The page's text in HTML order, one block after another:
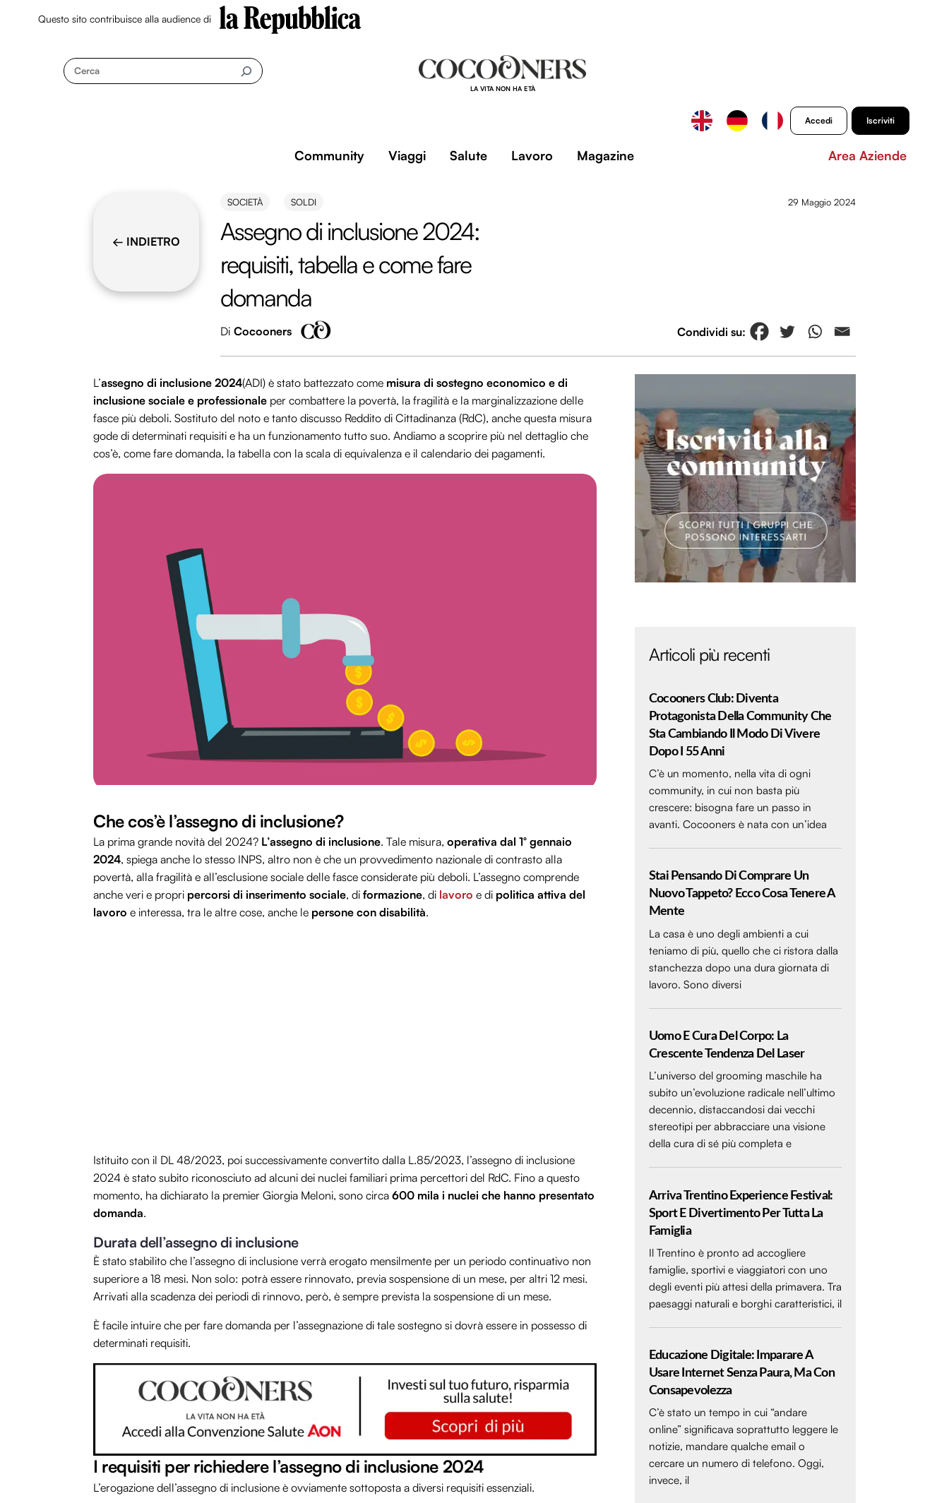
Questo sito contribuisce alla audience di
Cerca
LA VITA NON HA ETÀ
Accedi Iscriviti
Community Viaggi Salute Lavoro Magazine Area Aziende
← INDIETRO
SOCIETÀ SOLDI 29 Maggio 2024
Assegno di inclusione 2024:
requisiti, tabella e come fare
domanda
Di Cocooners
L’assegno di inclusione 2024(ADI) è stato battezzato come misura di sostegno economico e di
inclusione sociale e professionale per combattere la povertà, la fragilità e la marginalizzazione delle
fasce più deboli. Sostituto del noto e tanto discusso Reddito di Cittadinanza (RdC), anche questa misura
gode di determinati requisiti e ha un funzionamento tutto suo. Andiamo a scoprire più nel dettaglio che
cos’è, come fare domanda, la tabella con la scala di equivalenza e il calendario dei pagamenti.
Che cos’è l’assegno di inclusione?
La prima grande novità del 2024? L’assegno di inclusione. Tale misura, operativa dal 1° gennaio
2024, spiega anche lo stesso INPS, altro non è che un provvedimento nazionale di contrasto alla
povertà, alla fragilità e all’esclusione sociale delle fasce considerate più deboli. L’assegno comprende
anche veri e propri percorsi di inserimento sociale, di formazione, di lavoro e di politica attiva del
lavoro e interessa, tra le altre cose, anche le persone con disabilità.
Istituito con il DL 48/2023, poi successivamente convertito dalla L.85/2023, l’assegno di inclusione
2024 è stato subito riconosciuto ad alcuni dei nuclei familiari prima percettori del RdC. Fino a questo
momento, ha dichiarato la premier Giorgia Meloni, sono circa 600 mila i nuclei che hanno presentato
domanda.
Durata dell’assegno di inclusione
È stato stabilito che l’assegno di inclusione verrà erogato mensilmente per un periodo continuativo non
superiore a 18 mesi. Non solo: potrà essere rinnovato, previa sospensione di un mese, per altri 12 mesi.
Arrivati alla scadenza dei periodi di rinnovo, però, è sempre prevista la sospensione di un mese.
È facile intuire che per fare domanda per l’assegnazione di tale sostegno si dovrà essere in possesso di
determinati requisiti.
I requisiti per richiedere l’assegno di inclusione 2024
L’erogazione dell’assegno di inclusione è ovviamente sottoposta a diversi requisiti essenziali.
Articoli più recenti
Cocooners Club: Diventa
Protagonista Della Community Che
Sta Cambiando Il Modo Di Vivere
Dopo I 55 Anni
C’è un momento, nella vita di ogni
community, in cui non basta più
crescere: bisogna fare un passo in
avanti. Cocooners è nata con un’idea
Stai Pensando Di Comprare Un
Nuovo Tappeto? Ecco Cosa Tenere A
Mente
La casa è uno degli ambienti a cui
teniamo di più, quello che ci ristora dalla
stanchezza dopo una dura giornata di
lavoro. Sono diversi
Uomo E Cura Del Corpo: La
Crescente Tendenza Del Laser
L’universo del grooming maschile ha
subito un’evoluzione radicale nell’ultimo
decennio, distaccandosi dai vecchi
stereotipi per abbracciare una visione
della cura di sé più completa e
Arriva Trentino Experience Festival:
Sport E Divertimento Per Tutta La
Famiglia
Il Trentino è pronto ad accogliere
famiglie, sportivi e viaggiatori con uno
degli eventi più attesi della primavera. Tra
paesaggi naturali e borghi caratteristici, il
Educazione Digitale: Imparare A
Usare Internet Senza Paura, Ma Con
Consapevolezza
C’è stato un tempo in cui “andare
online” significava soprattutto leggere le
notizie, mandare qualche email o
cercare un numero di telefono. Oggi,
invece, il